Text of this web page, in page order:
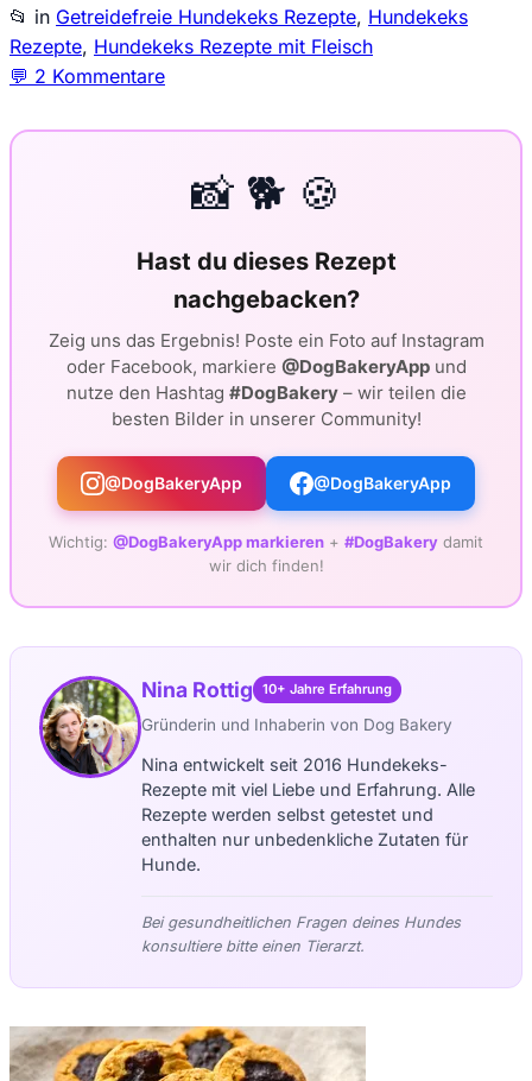
📂 in Getreidefreie Hundekeks Rezepte, Hundekeks
Rezepte, Hundekeks Rezepte mit Fleisch
💬 2 Kommentare
📸 🐕 🍪
Hast du dieses Rezept
nachgebacken?
Zeig uns das Ergebnis! Poste ein Foto auf Instagram
oder Facebook, markiere @DogBakeryAppund
nutze den Hashtag #DogBakery– wir teilen die
besten Bilder in unserer Community!
@DogBakeryApp @DogBakeryApp
Wichtig: @DogBakeryApp markieren + #DogBakery damit
wir dich finden!
Nina Rottig 10+ Jahre Erfahrung
Gründerin und Inhaberin von Dog Bakery
Nina entwickelt seit 2016 Hundekeks-
Rezepte mit viel Liebe und Erfahrung. Alle
Rezepte werden selbst getestet und
enthalten nur unbedenkliche Zutaten für
Hunde.
Bei gesundheitlichen Fragen deines Hundes
konsultiere bitte einen Tierarzt.